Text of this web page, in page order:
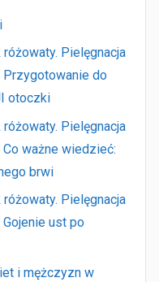
Pielęgnacja
Przygotowanie do
otoczki
Pielęgnacja
Co ważne wiedzieć:
brwi
Pielęgnacja
Gojenie ust po
i mężczyzn w